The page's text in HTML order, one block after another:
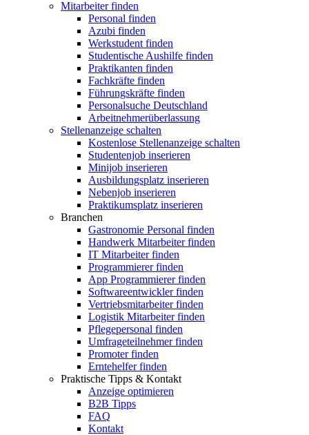
Mitarbeiter finden
Personal finden
Azubi finden
Werkstudent finden
Studentische Aushilfe finden
Praktikanten finden
Fachkräfte finden
Führungskräfte finden
Personalsuche Deutschland
Arbeitnehmerüberlassung
Stellenanzeige schalten
Kostenlose Stellenanzeige schalten
Studentenjob inserieren
Minijob inserieren
Ausbildungsplatz inserieren
Nebenjob inserieren
Praktikumsplatz inserieren
Branchen
Gastronomie Personal finden
Handwerk Mitarbeiter finden
IT Mitarbeiter finden
Programmierer finden
App Programmierer finden
Softwareentwickler finden
Vertriebsmitarbeiter finden
Logistik Mitarbeiter finden
Pflegepersonal finden
Umfrageteilnehmer finden
Promoter finden
Erntehelfer finden
Praktische Tipps & Kontakt
Anzeige optimieren
B2B Tipps
FAQ
Kontakt